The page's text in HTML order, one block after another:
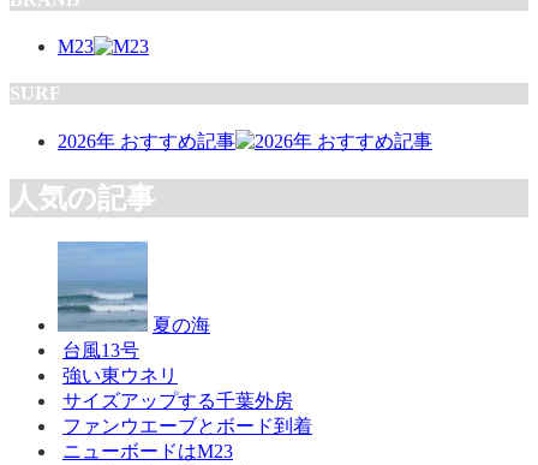
M23
SURF
2026年 おすすめ記事
人気の記事
夏の海
台風13号
強い東ウネリ
サイズアップする千葉外房
ファンウエーブとボード到着
ニューボードはM23